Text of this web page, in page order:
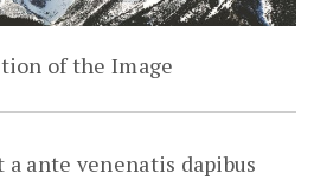
of the Image
ante venenatis dapibus